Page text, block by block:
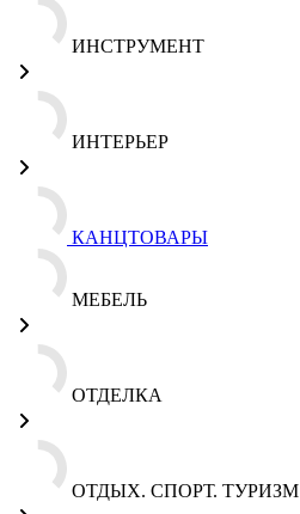
ИНСТРУМЕНТ
ИНТЕРЬЕР
КАНЦТОВАРЫ
МЕБЕЛЬ
ОТДЕЛКА
ОТДЫХ. СПОРТ. ТУРИЗМ